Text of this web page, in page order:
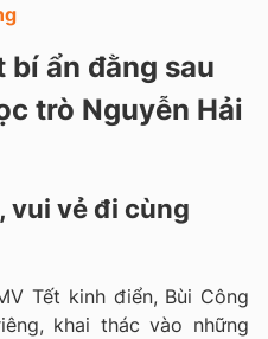
bí ẩn đằng sau
trò Nguyễn Hải
vui vẻ đi cùng
Tết kinh điển, Bùi Công
khai thác vào những